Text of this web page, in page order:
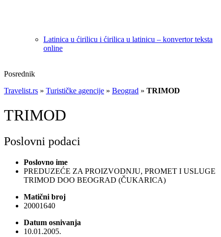
Latinica u ćirilicu i ćirilica u latinicu – konvertor teksta
online
Posrednik
Travelist.rs » Turističke agencije » Beograd » TRIMOD
TRIMOD
Poslovni podaci
Poslovno ime
PREDUZEĆE ZA PROIZVODNJU, PROMET I USLUGE
TRIMOD DOO BEOGRAD (ČUKARICA)
Matični broj
20001640
Datum osnivanja
10.01.2005.